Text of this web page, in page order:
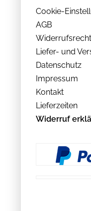
Cookie-
AGB
Widerrufsrecht
Liefer- und
Datenschutz
Impressum
Kontakt
Lieferzeiten
Widerruf